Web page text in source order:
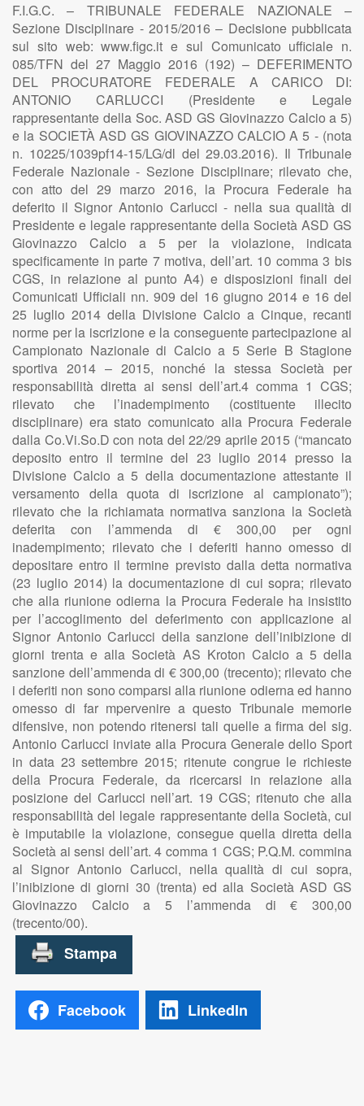
F.I.G.C. – TRIBUNALE FEDERALE NAZIONALE –
Sezione Disciplinare - 2015/2016 – Decisione pubblicata
sul sito web: www.figc.it e sul Comunicato ufficiale n.
085/TFN del 27 Maggio 2016 (192) – DEFERIMENTO
DEL PROCURATORE FEDERALE A CARICO DI:
ANTONIO CARLUCCI (Presidente e Legale
rappresentante della Soc. ASD GS Giovinazzo Calcio a 5)
e la SOCIETÀ ASD GS GIOVINAZZO CALCIO A 5 - (nota
n. 10225/1039pf14-15/LG/dl del 29.03.2016). Il Tribunale
Federale Nazionale - Sezione Disciplinare; rilevato che,
con atto del 29 marzo 2016, la Procura Federale ha
deferito il Signor Antonio Carlucci - nella sua qualità di
Presidente e legale rappresentante della Società ASD GS
Giovinazzo Calcio a 5 per la violazione, indicata
specificamente in parte 7 motiva, dell’art. 10 comma 3 bis
CGS, in relazione al punto A4) e disposizioni finali dei
Comunicati Ufficiali nn. 909 del 16 giugno 2014 e 16 del
25 luglio 2014 della Divisione Calcio a Cinque, recanti
norme per la iscrizione e la conseguente partecipazione al
Campionato Nazionale di Calcio a 5 Serie B Stagione
sportiva 2014 – 2015, nonché la stessa Società per
responsabilità diretta ai sensi dell’art.4 comma 1 CGS;
rilevato che l’inadempimento (costituente illecito
disciplinare) era stato comunicato alla Procura Federale
dalla Co.Vi.So.D con nota del 22/29 aprile 2015 (“mancato
deposito entro il termine del 23 luglio 2014 presso la
Divisione Calcio a 5 della documentazione attestante il
versamento della quota di iscrizione al campionato”);
rilevato che la richiamata normativa sanziona la Società
deferita con l’ammenda di € 300,00 per ogni
inadempimento; rilevato che i deferiti hanno omesso di
depositare entro il termine previsto dalla detta normativa
(23 luglio 2014) la documentazione di cui sopra; rilevato
che alla riunione odierna la Procura Federale ha insistito
per l’accoglimento del deferimento con applicazione al
Signor Antonio Carlucci della sanzione dell’inibizione di
giorni trenta e alla Società AS Kroton Calcio a 5 della
sanzione dell’ammenda di € 300,00 (trecento); rilevato che
i deferiti non sono comparsi alla riunione odierna ed hanno
omesso di far mpervenire a questo Tribunale memorie
difensive, non potendo ritenersi tali quelle a firma del sig.
Antonio Carlucci inviate alla Procura Generale dello Sport
in data 23 settembre 2015; ritenute congrue le richieste
della Procura Federale, da ricercarsi in relazione alla
posizione del Carlucci nell’art. 19 CGS; ritenuto che alla
responsabilità del legale rappresentante della Società, cui
è imputabile la violazione, consegue quella diretta della
Società ai sensi dell’art. 4 comma 1 CGS; P.Q.M. commina
al Signor Antonio Carlucci, nella qualità di cui sopra,
l’inibizione di giorni 30 (trenta) ed alla Società ASD GS
Giovinazzo Calcio a 5 l’ammenda di € 300,00
(trecento/00).
Facebook LinkedIn